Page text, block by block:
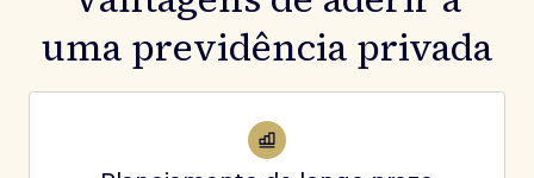
uma previdência privada